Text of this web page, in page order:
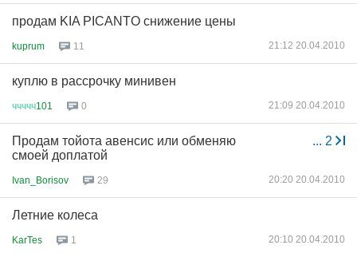
продам KIA PIСANTO снижение цены
kuprum 11 21:12 20.04.2010
куплю в рассрочку минивен
ччччч101 0 21:09 20.04.2010
... 2
Продам тойота авенсис или обменяю
смоей доплатой
Ivan_Borisov 29 20:20 20.04.2010
Летние колеса
KarTes 1 20:10 20.04.2010